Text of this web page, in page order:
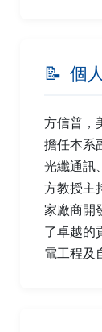
📝 個
方信普，
擔任本系
光纖通訊
方教授主
家廠商開
了卓越的
電工程及